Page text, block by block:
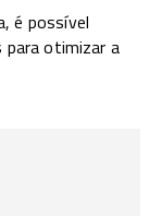
é possível
para otimizar a